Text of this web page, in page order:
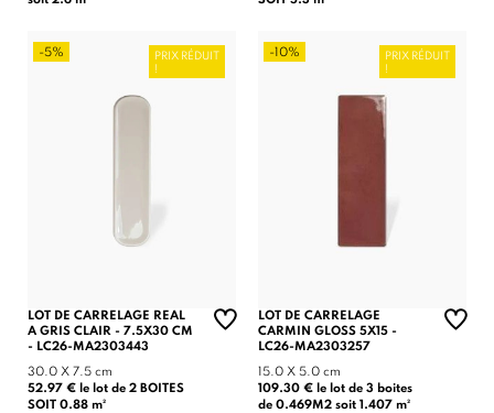
-5%
PRIX RÉDUIT
!
LOT DE CARRELAGE REAL
A GRIS CLAIR - 7.5X30 CM
- LC26-MA2303443
30.0 X 7.5 cm
52.97 € le lot de 2 BOITES
SOIT 0.88 m²
-10%
PRIX RÉDUIT
!
LOT DE CARRELAGE
CARMIN GLOSS 5X15 -
LC26-MA2303257
15.0 X 5.0 cm
109.30 € le lot de 3 boites
de 0.469M2 soit 1.407 m²